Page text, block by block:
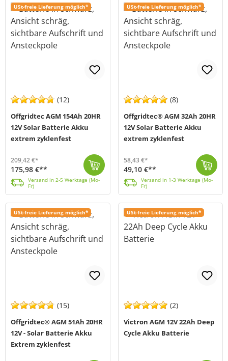
USt-freie Lieferung möglich*
(12)
Offgridtec AGM 154Ah 20HR
12V Solar Batterie Akku
extrem zyklenfest
209,42 €*
175,98 €**
Versand in 2-5 Werktage (Mo-
Fr)
USt-freie Lieferung möglich*
(8)
Offgridtec® AGM 32Ah 20HR
12V Solar Batterie Akku
extrem zyklenfest
58,43 €*
49,10 €**
Versand in 1-3 Werktage (Mo-
Fr)
USt-freie Lieferung möglich*
(15)
Offgridtec® AGM 51Ah 20HR
12V - Solar Batterie Akku
Extrem zyklenfest
USt-freie Lieferung möglich*
(2)
Victron AGM 12V 22Ah Deep
Cycle Akku Batterie